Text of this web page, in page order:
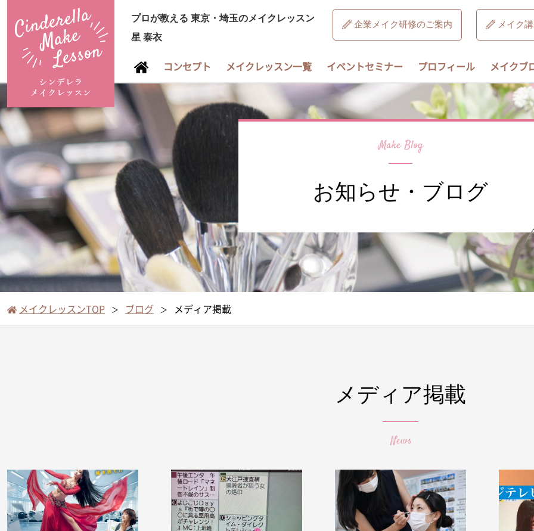
プロが教える 東京・埼玉のメイクレッスン
星 泰衣
企業メイク研修のご案内 メイク
コンセプト メイクレッスン一覧 イベントセミナー プロフィール メイクブ
お知らせ・ブログ
メイクレッスンTOP ブログ メディア掲載
メディア掲載